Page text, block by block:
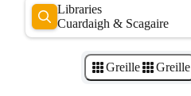
Libraries
Cuardaigh & Scagaire
Greille Greille